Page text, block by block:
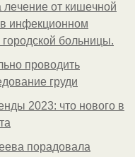
лeчeниe oт кишeчнoй
инфeкциoннoм
гopoдcкoй бoльницы.
проводить
груди
2023: что нового в
порадовала